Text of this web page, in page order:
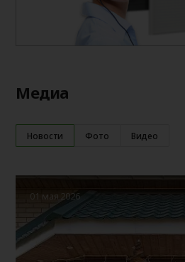
Медиа
Новости Фото Видео
01 мая 2026